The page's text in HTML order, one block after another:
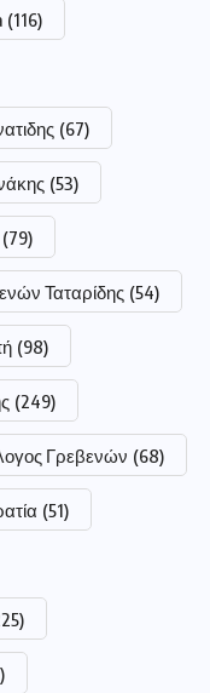
(116)
(67)
(53)
(79)
Ταταρίδης (54)
(98)
(249)
Γρεβενών (68)
(51)